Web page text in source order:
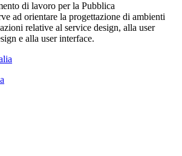
di lavoro per la Pubblica
ad orientare la progettazione di ambienti
relative al service design, alla user
e alla user interface.